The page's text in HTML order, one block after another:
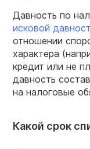
Давность по
исковой
отношении
характера
кредит или не
давность
на налоговые
Какой срок